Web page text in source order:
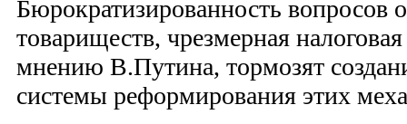
Бюрократизированность вопросов
товариществ, чрезмерная
мнению В.Путина, тормозят
системы реформирования этих